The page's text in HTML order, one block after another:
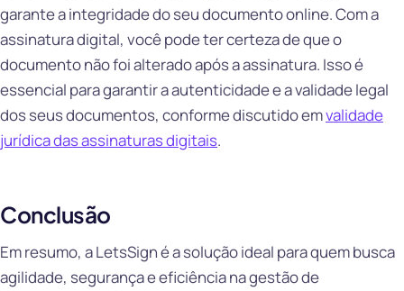
garante a integridade do seu documento online. Com a
assinatura digital, você pode ter certeza de que o
documento não foi alterado após a assinatura. Isso é
essencial para garantir a autenticidade e a validade legal
dos seus documentos, conforme discutido emvalidade
jurídica das assinaturas digitais.
Conclusão
Em resumo, a LetsSign é a solução ideal para quem busca
agilidade, segurança e eficiência na gestão de